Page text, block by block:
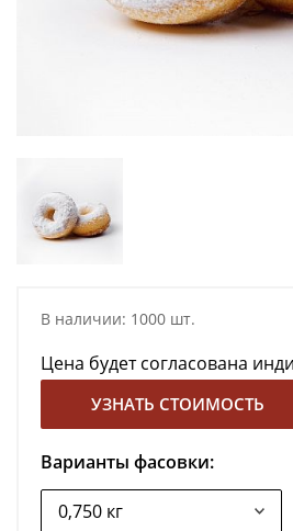
В наличии: 1000 шт.
Цена будет согласована
УЗНАТЬ СТОИМОСТЬ
Варианты фасовки: